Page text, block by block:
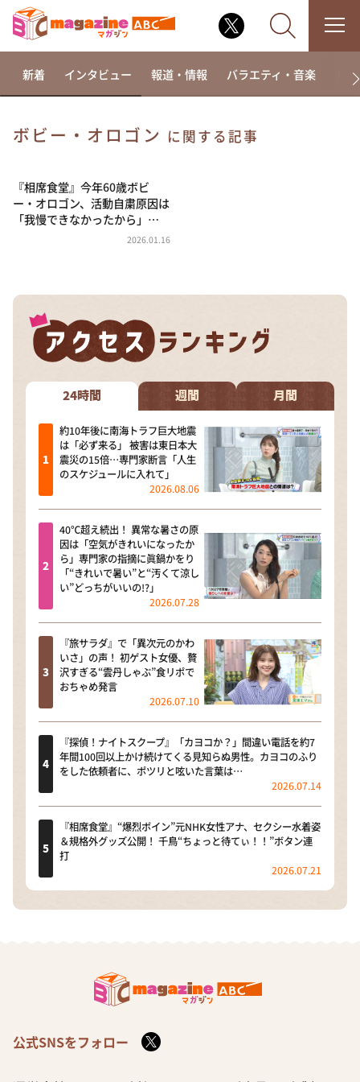
相席食堂
これ余談なんですけど・・・
～人生密着トークバラエティ！～ やすとものいたっ
河合＆A.B.C-Z塚田×福井アナ「なんでやねん！？」
（news おかえり）
DAIGOも台所 ～きょうの献立 何にする？～
本日はダイアンなり！シーズン２
朝だ！生です旅サラダ
教えて！ニュースライブ 正義のミカタ
ＬＩＦＥ～夢のカタチ～
新婚さんいらっしゃい！
ポツンと一軒家
ザキ山小屋本館
ぺこぱのまるスポ
新着 インタビュー 報道・情報 バラエティ・音楽 ド
ボビー・オロゴン に関する記事
『相席食堂』今年60歳ボビ
ー・オロゴン、活動自粛原因は
「我慢できなかったから」…
2026.01.16
24時間 週間 月間
約10年後に南海トラフ巨大地震
は「必ず来る」 被害は東日本大
震災の15倍…専門家断言「人生
のスケジュールに入れて」
2026.08.06
40℃超え続出！ 異常な暑さの原
因は「空気がきれいになったか
ら」専門家の指摘に眞鍋かをり
「“きれいで暑い”と“汚くて涼し
い”どっちがいいの!?」
2026.07.28
『旅サラダ』で「異次元のかわ
いさ」の声！ 初ゲスト女優、贅
沢すぎる“雲丹しゃぶ”食リポで
おちゃめ発言
2026.07.10
『探偵！ナイトスクープ』「カヨコか？」間違い電話を約7
年間100回以上かけ続けてくる見知らぬ男性。カヨコのふり
をした依頼者に、ポツリと呟いた言葉は…
2026.07.14
『相席食堂』“爆烈ボイン”元NHK女性アナ、セクシー水着姿
＆規格外グッズ公開！ 千鳥“ちょっと待てぃ！！”ボタン連
打
2026.07.21
公式SNSをフォロー